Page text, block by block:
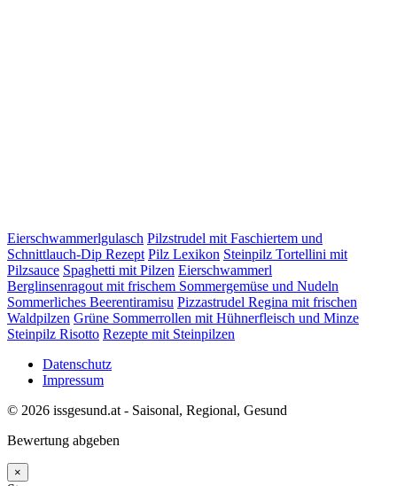
Eierschwammerlgulasch Pilzstrudel mit Faschiertem und
Schnittlauch-Dip Rezept Pilz Lexikon Steinpilz Tortellini mit
Pilzsauce Spaghetti mit Pilzen Eierschwammerl
Berglinsenragout mit frischem Sommergemüse und Nudeln
Sommerliches Beerentiramisu Pizzastrudel Regina mit frischen
Waldpilzen Grüne Sommerrollen mit Hühnerfleisch und Minze
Steinpilz Risotto Rezepte mit Steinpilzen
Datenschutz
Impressum
© 2026 issgesund.at - Saisonal, Regional, Gesund
Bewertung abgeben
×